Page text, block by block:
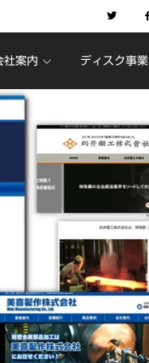
社案内 ディスク事業